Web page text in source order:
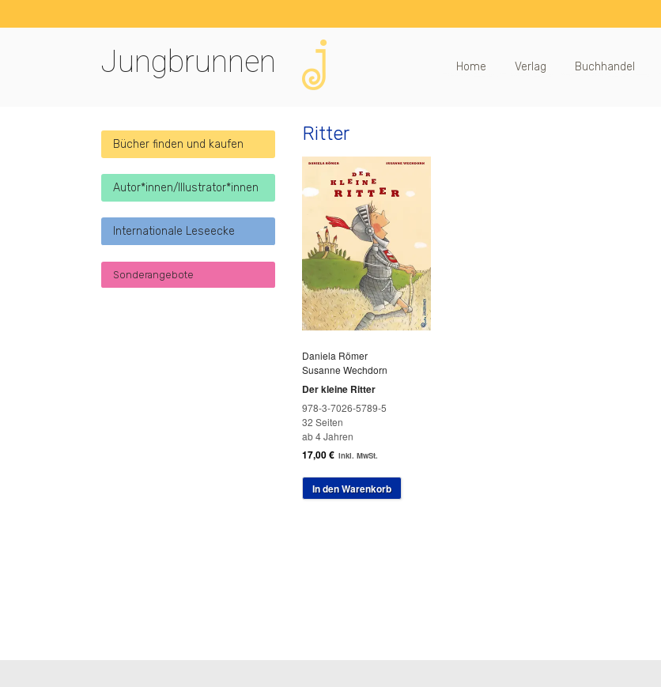
Jungbrunnen Home Verlag Buchhandel
Ritter
Daniela Römer
Susanne Wechdorn
Der kleine Ritter
978-3-7026-5789-5
32 Seiten
ab 4 Jahren
17,00€ inkl. MwSt.
In den Warenkorb
Bücher finden und kaufen
Autor*innen/Illustrator*innen
Internationale Leseecke
Sonderangebote